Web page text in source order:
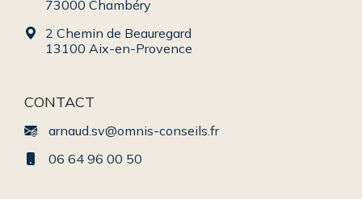
73000 Chambéry
2 Chemin de Beauregard
13100 Aix-en-Provence
CONTACT
arnaud.sv@omnis-conseils.fr
06 64 96 00 50